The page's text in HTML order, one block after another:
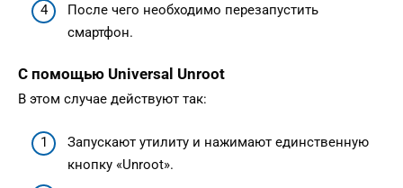
После чего необходимо перезапустить
смартфон.
С помощью Universal Unroot
В этом случае действуют так:
Запускают утилиту и нажимают единственную
кнопку «Unroot».